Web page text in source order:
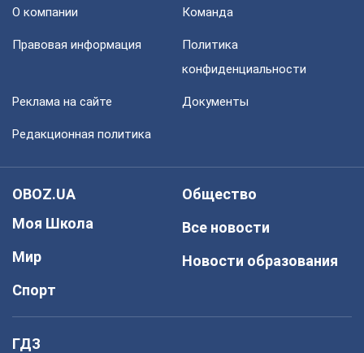
О компании Команда
Правовая информация
Политика
конфиденциальности
Реклама на сайте Документы
Редакционная политика
OBOZ.UA
Моя Школа
Мир
Спорт
Общество
Все новости
Новости образования
ГДЗ